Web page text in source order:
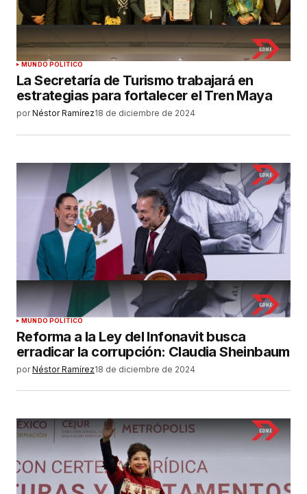
MUNDO POLÍTICO
La Secretaría de Turismo trabajará en
estrategias para fortalecer el Tren Maya
por Néstor Ramírez18 de diciembre de 2024
MUNDO POLÍTICO
Reforma a la Ley del Infonavit busca
erradicar la corrupción: Claudia Sheinbaum
por Néstor Ramírez18 de diciembre de 2024